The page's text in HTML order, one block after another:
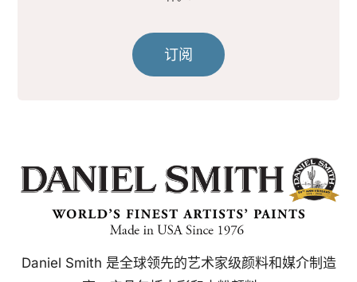
订阅
Daniel Smith 是全球领先的艺术家级颜料和媒介制造